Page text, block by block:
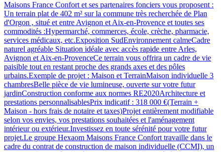
Maisons France Confort et ses partenaires fonciers vous proposent :
Un terrain plat de 402 m² sur la commune très recherchée de Plan
d'Orgon , situé et entre Avignon et Aix-en-Provence et toutes ses
commodités :Hypermarché, commerces, école, crèche, pharmacie,
services médicaux, etc.Exposition SudEnvironnement calmeCadre
naturel agréable Situation idéale avec accès rapide entre Arles,
Avignon et Aix-en-ProvenceCe terrain vous offrira un cadre de vie
paisible tout en restant proche des grands axes et des pôles
urbains.Exemple de projet : Maison et TerrainMaison individuelle 3
chambresBelle pièce de vie lumineuse, ouverte sur votre futur
jardinConstruction conforme aux normes RE2020Architecture et
prestations personnalisablesPrix indicatif : 318 000 €(Terrain +
Maison - hors frais de notaire et taxes)Projet entièrement modifiable
selon vos envies, vos prestations souhaitées et l'aménagement
intérieur ou extérieur.Investissez en toute sérénité pour votre futur
projet.Le groupe Hexaom Maisons France Confort travaille dans le
cadre du contrat de construction de maison individuelle (CCMI), un